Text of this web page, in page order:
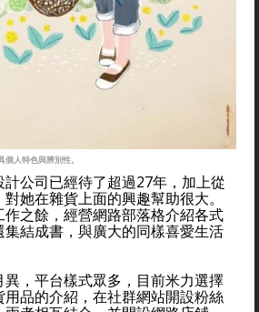
人特色與辨別性。
公司已經待了超過27年，加上從
她在雜貨上面的興趣幫助很大。
之餘，經營網路部落格介紹各式
結成書，與廣大的同樣喜愛生活
，平台樣式眾多，目前米力選擇
品的介紹，在社群網站開設粉絲